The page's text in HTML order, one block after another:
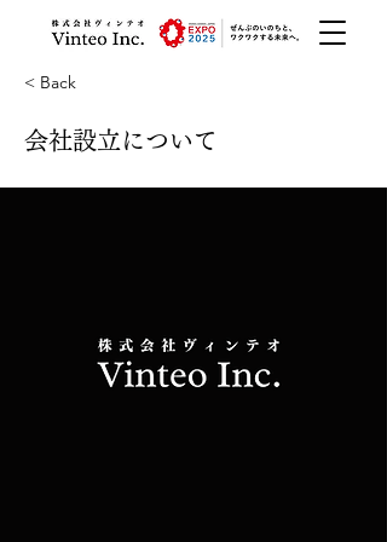
< Back
会社設立について